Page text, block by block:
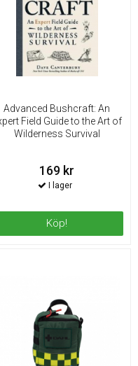
Advanced Bushcraft: An
Field Guide to the Art of
Wilderness Survival
169 kr
Köp!